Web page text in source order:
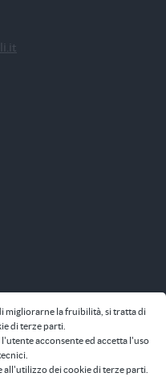
migliorarne la fruibilità, si tratta di
di terze parti.
acconsente ed accetta l'uso
dei cookie di terze parti.